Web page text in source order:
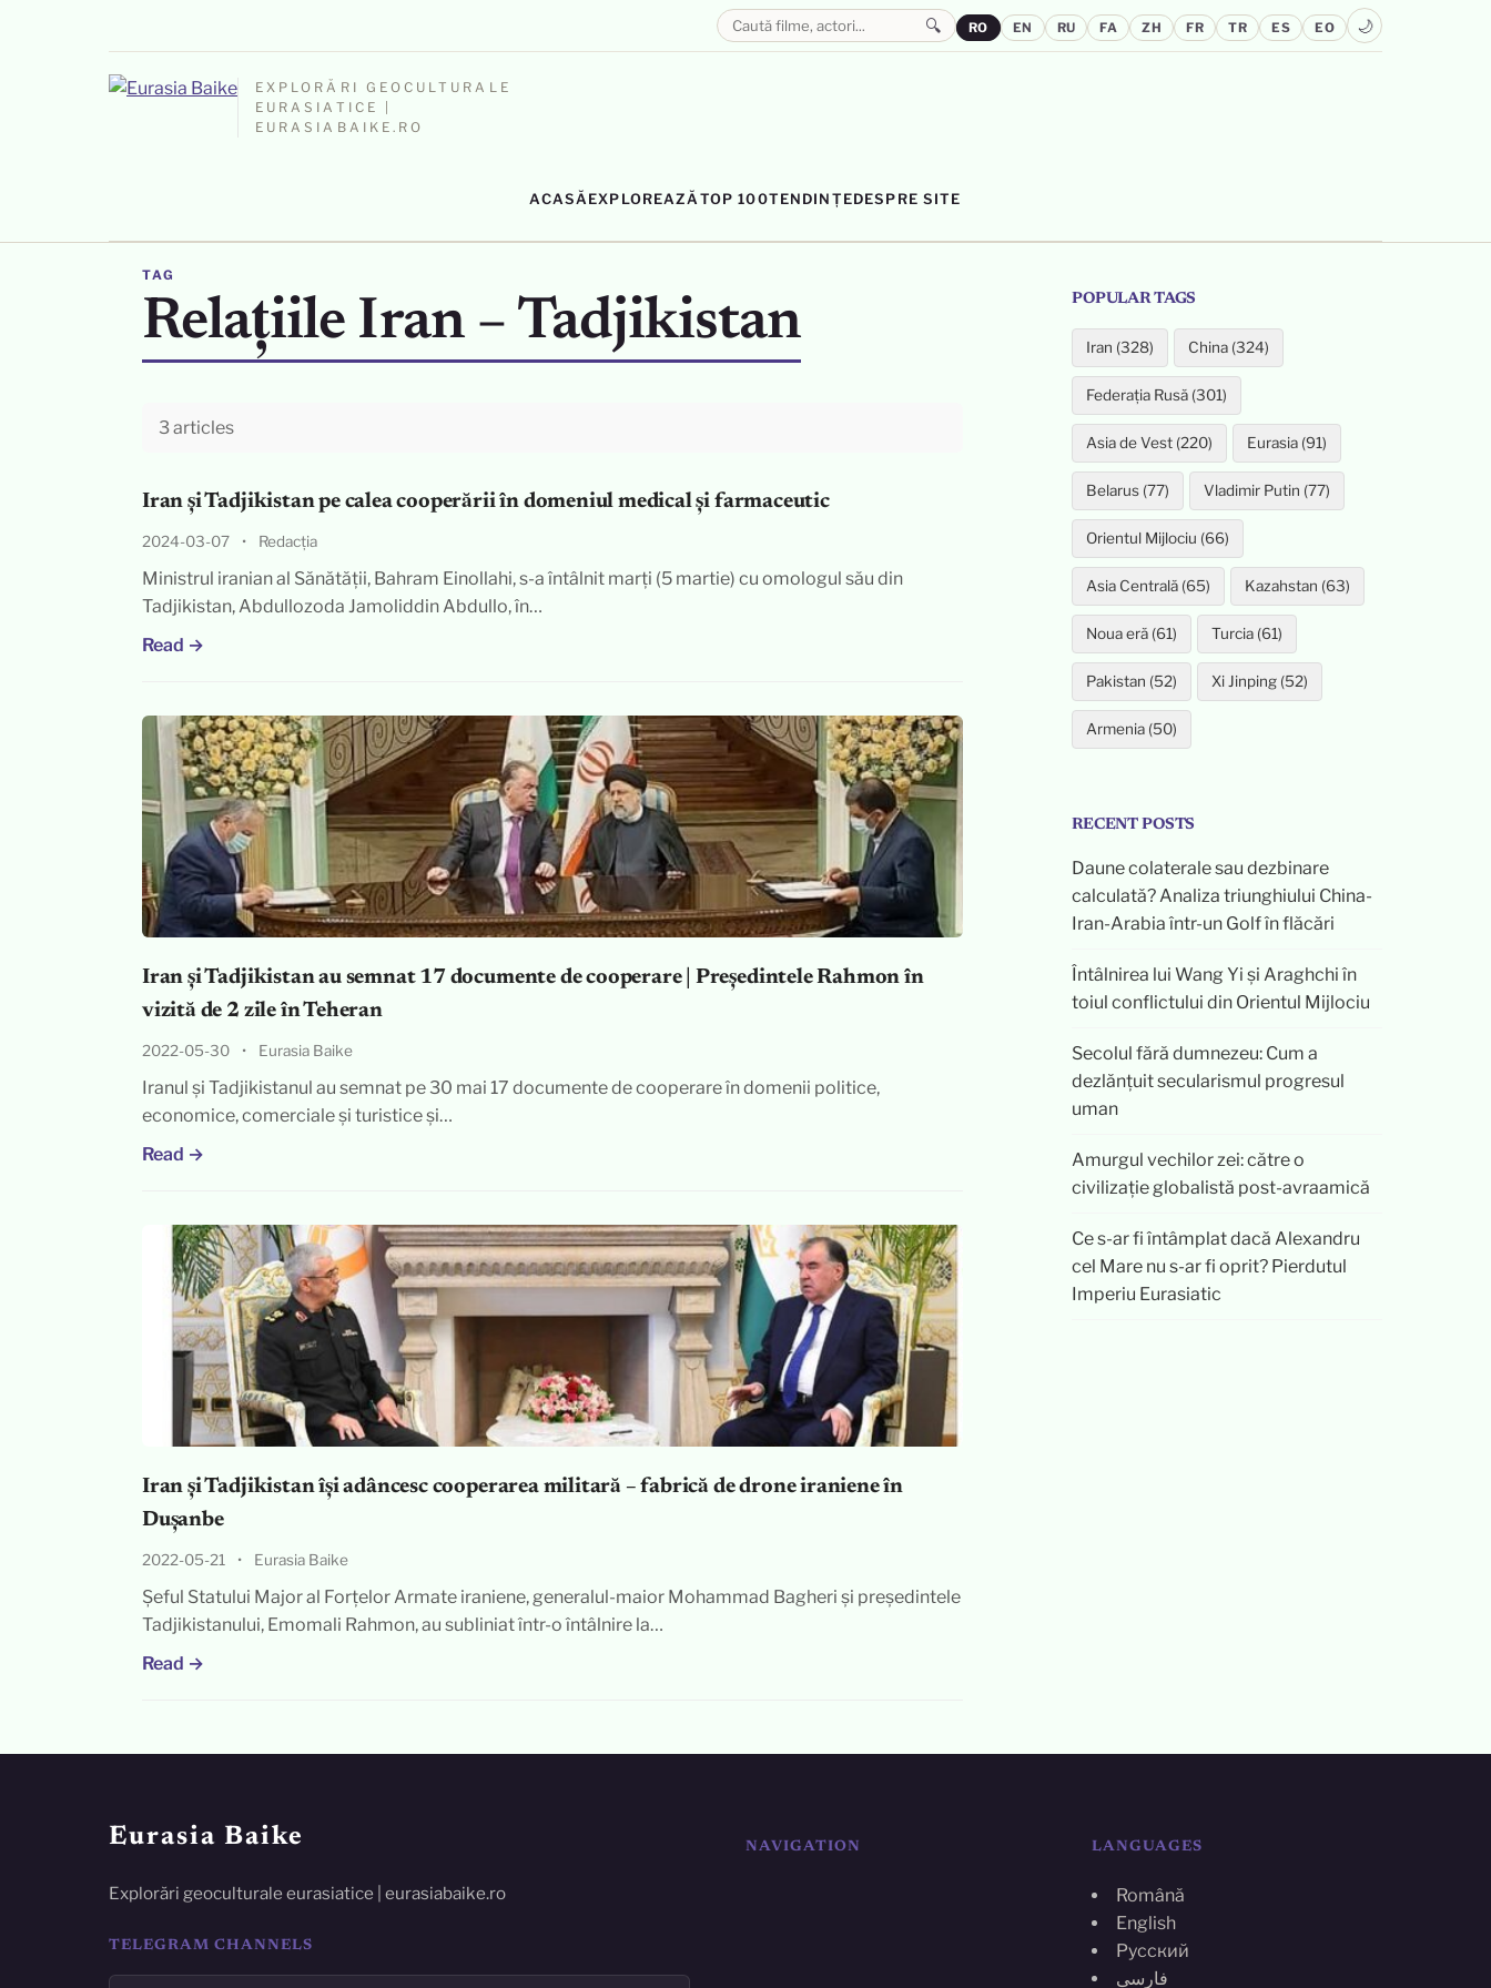
EXPLORĂRI GEOCULTURALE
EURASIATICE |
EURASIABAIKE.RO
ACASĂ EXPLOREAZĂ TOP 100TENDINȚEDESPRE SITE
🔍 RO EN RU FA ZH FR TR ES EO 🌙
TAG
Relațiile Iran – Tadjikistan
3 articles
Iran și Tadjikistan pe calea cooperării în domeniul medical și farmaceutic
2024-03-07 • Redacția
Ministrul iranian al Sănătății, Bahram Einollahi, s-a întâlnit marți (5 martie) cu omologul său din
Tadjikistan, Abdullozoda Jamoliddin Abdullo, în…
Read →
Iran și Tadjikistan au semnat 17 documente de cooperare | Președintele Rahmon în
vizită de 2 zile în Teheran
2022-05-30 • Eurasia Baike
Iranul și Tadjikistanul au semnat pe 30 mai 17 documente de cooperare în domenii politice,
economice, comerciale și turistice și…
Read →
Iran și Tadjikistan își adâncesc cooperarea militară – fabrică de drone iraniene în
Dușanbe
2022-05-21 • Eurasia Baike
Șeful Statului Major al Forțelor Armate iraniene, generalul-maior Mohammad Bagheri și președintele
Tadjikistanului, Emomali Rahmon, au subliniat într-o întâlnire la…
Read →
POPULAR TAGS
Iran (328) China (324)
Federația Rusă (301)
Asia de Vest (220) Eurasia (91)
Belarus (77) Vladimir Putin (77)
Orientul Mijlociu (66)
Asia Centrală (65) Kazahstan (63)
Noua eră (61) Turcia (61)
Pakistan (52) Xi Jinping (52)
Armenia (50)
RECENT POSTS
Daune colaterale sau dezbinare
calculată? Analiza triunghiului China-
Iran-Arabia într-un Golf în flăcări
Întâlnirea lui Wang Yi și Araghchi în
toiul conflictului din Orientul Mijlociu
Secolul fără dumnezeu: Cum a
dezlănțuit secularismul progresul
uman
Amurgul vechilor zei: către o
civilizație globalistă post-avraamică
Ce s-ar fi întâmplat dacă Alexandru
cel Mare nu s-ar fi oprit? Pierdutul
Imperiu Eurasiatic
Eurasia Baike
Explorări geoculturale eurasiatice | eurasiabaike.ro
TELEGRAM CHANNELS
NAVIGATION LANGUAGES
Română
English
Русский
فارسی